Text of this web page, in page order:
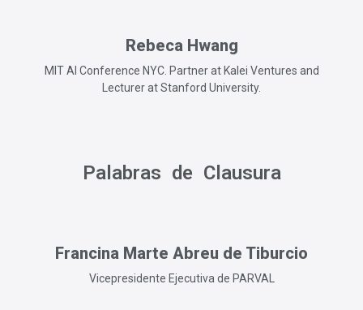
Rebeca Hwang
MIT AI Conference NYC. Partner at Kalei Ventures and
Lecturer at Stanford University.
Palabras de Clausura
Francina Marte Abreu de Tiburcio
Vicepresidente Ejecutiva de PARVAL